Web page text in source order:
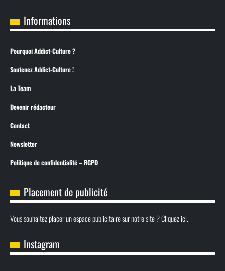
Informations
Pourquoi Addict-Culture ?
Soutenez Addict-Culture !
La Team
Devenir rédacteur
Contact
Newsletter
Politique de confidentialité – RGPD
Placement de publicité
Vous souhaitez placer un espace publicitaire sur notre site ? Cliquez ici.
Instagram